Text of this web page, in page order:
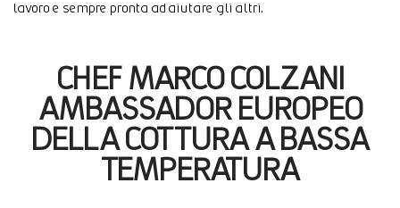
lavoro e sempre pronta ad aiutare gli altri.
CHEF MARCO COLZANI
AMBASSADOR EUROPEO
DELLA COTTURA A BASSA
TEMPERATURA